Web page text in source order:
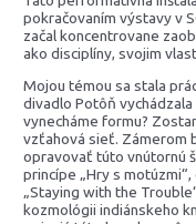
pokračovaním výstavy v
začal koncentrovane
ako disciplíny, svojim
Mojou témou sa stala
divadlo Potôň
vynecháme formu?
vzťahová sieť. Zámerom
opravovať túto vnútornú
princípe „Hry s
„Staying with the
kozmológii indiánskeho